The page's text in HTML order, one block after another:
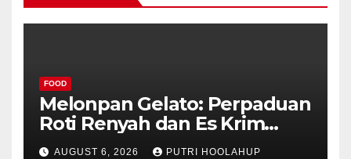
FOOD
Melonpan Gelato: Perpaduan
Roti Renyah dan Es Krim
Lembut yang Menggoda
AUGUST 6, 2026 PUTRI HOOLAHUP